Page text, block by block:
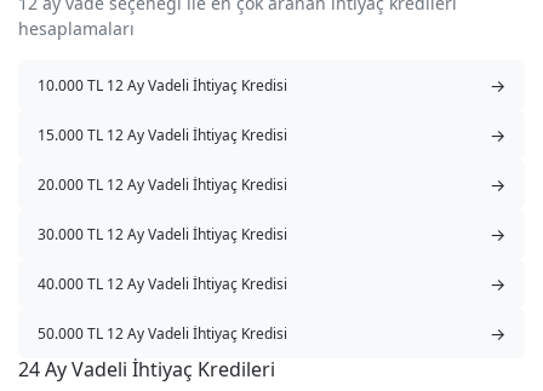
hesaplamaları
10.000 TL 12 Ay Vadeli İhtiyaç Kredisi →
15.000 TL 12 Ay Vadeli İhtiyaç Kredisi →
20.000 TL 12 Ay Vadeli İhtiyaç Kredisi →
30.000 TL 12 Ay Vadeli İhtiyaç Kredisi →
40.000 TL 12 Ay Vadeli İhtiyaç Kredisi →
50.000 TL 12 Ay Vadeli İhtiyaç Kredisi →
24 Ay Vadeli İhtiyaç Kredileri